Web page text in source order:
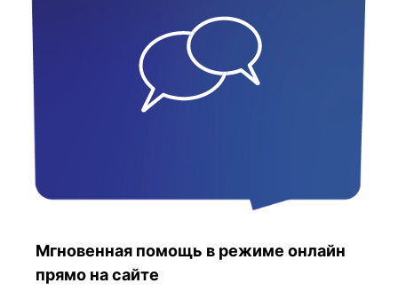
Мгновенная помощь в режиме онлайн
прямо на сайте